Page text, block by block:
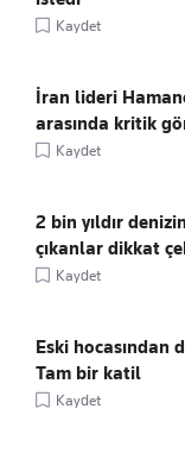
Kaydet
İran lideri
arasında kritik
Kaydet
2 bin yıldır
çıkanlar dikkat
Kaydet
Eski hocasından
Tam bir katil
Kaydet